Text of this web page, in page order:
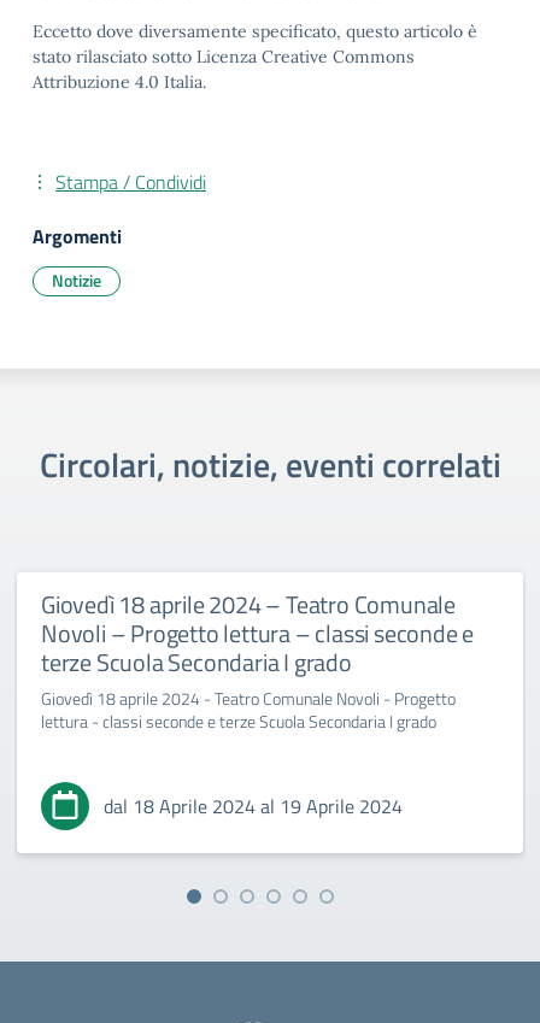
Eccetto dove diversamente specificato, questo articolo è
stato rilasciato sotto Licenza Creative Commons
Attribuzione 4.0 Italia.
Stampa / Condividi
Argomenti
Notizie
Circolari, notizie, eventi correlati
Giovedì 18 aprile 2024 – Teatro Comunale
Novoli – Progetto lettura – classi seconde e
terze Scuola Secondaria I grado
Giovedì 18 aprile 2024 - Teatro Comunale Novoli - Progetto
lettura - classi seconde e terze Scuola Secondaria I grado
dal 18 Aprile 2024 al 19 Aprile 2024